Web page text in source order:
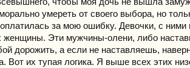
умереть от своего выбора, но
за мою ошибку. Девочки, с ними
женщины. Эти мужчины-олени, либо
дорожить, а если не наставляешь,
Вот их тупая логика. Я выше всех этих